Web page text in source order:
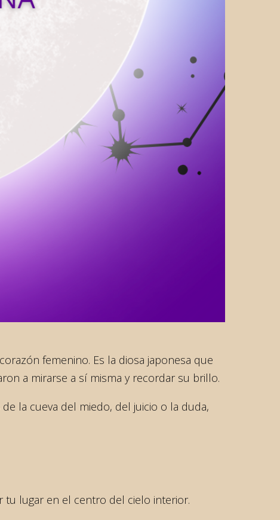
femenino. Es la diosa japonesa que
a mirarse a sí misma y recordar su brillo.
la cueva del miedo, del juicio o la duda,
tu lugar en el centro del cielo interior.